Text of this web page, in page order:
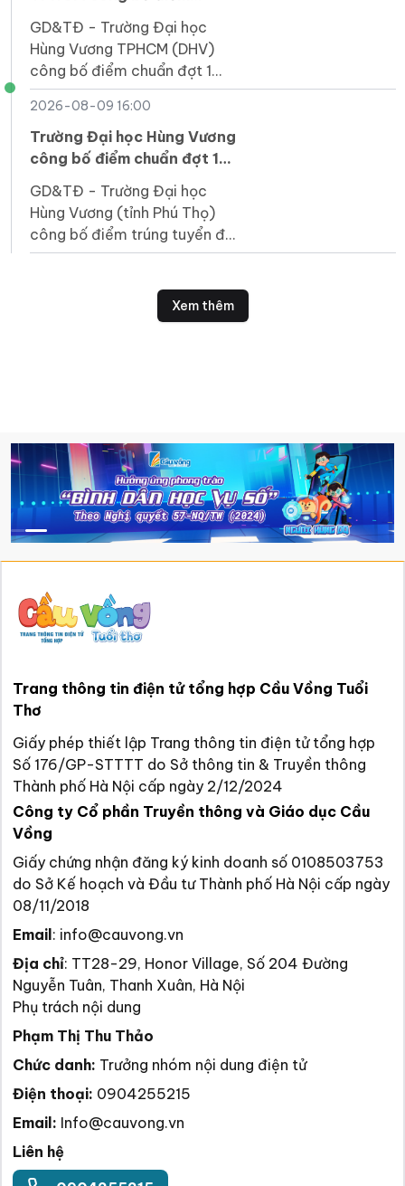
chuẩn, 3 ngành cao nhất 20
điểm
GD&TĐ - Trường Đại học
Hùng Vương TPHCM (DHV)
công bố điểm chuẩn đợt 1
năm 2026, 3 ngành cao nhất
là 20 điểm.
2026-08-09 16:00
Trường Đại học Hùng Vương
công bố điểm chuẩn đợt 1
GD&TĐ - Trường Đại học
Hùng Vương (tỉnh Phú Thọ)
công bố điểm trúng tuyển đại
học hệ chính quy đợt 1 năm
Xem thêm
Trang thông tin điện tử tổng hợp Cầu Vồng Tuổi
Thơ
Giấy phép thiết lập Trang thông tin điện tử tổng hợp
Số 176/GP-STTTT do Sở thông tin & Truyền thông
Thành phố Hà Nội cấp ngày 2/12/2024
Công ty Cổ phần Truyền thông và Giáo dục Cầu
Vồng
Giấy chứng nhận đăng ký kinh doanh số 0108503753
do Sở Kế hoạch và Đầu tư Thành phố Hà Nội cấp ngày
08/11/2018
Email : info@cauvong.vn
Địa chỉ: TT28-29, Honor Village, Số 204 Đường
Nguyễn Tuân, Thanh Xuân, Hà Nội
Phụ trách nội dung
Phạm Thị Thu Thảo
Chức danh: Trưởng nhóm nội dung điện tử
Điện thoại: 0904255215
Email: Info@cauvong.vn
Liên hệ